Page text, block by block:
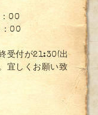
00
：00
受付が21:30(出
宜しくお願い致